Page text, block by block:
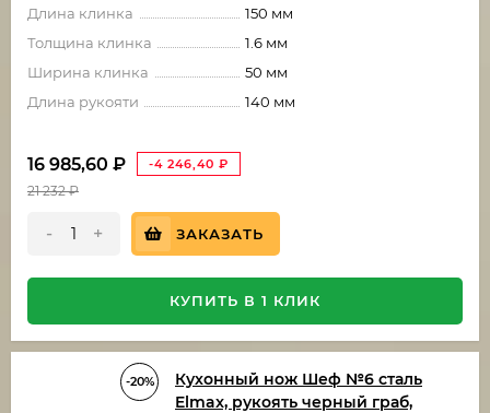
Длина клинка
150 мм
Толщина клинка
1.6 мм
Ширина клинка
50 мм
Длина рукояти
140 мм
16 985,60 ₽ -4 246,40 ₽
21 232₽
- + ЗАКАЗАТЬ
КУПИТЬ В 1 КЛИК
-20%
Кухонный нож Шеф №6 сталь
Elmax, рукоять черный граб,